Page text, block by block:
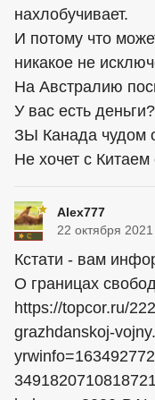
нахлобучивает.
И потому что
никакое не
На Австралию
У вас есть
ЗЫ Канада чудом
Не хочет с Китаем
Alex777
22 октября
Кстати - вам
О границах
https://topcor.ru/
grazhdanskoj-